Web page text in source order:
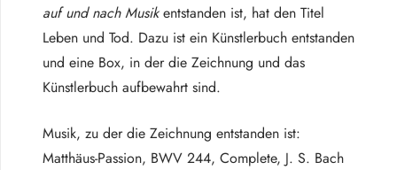
auf und nach Musikentstanden ist, hat den Titel
Leben und Tod. Dazu ist ein Künstlerbuch entstanden
und eine Box, in der die Zeichnung und das
Künstlerbuch aufbewahrt sind.
Musik, zu der die Zeichnung entstanden ist:
Matthäus-Passion, BWV 244, Complete, J. S. Bach